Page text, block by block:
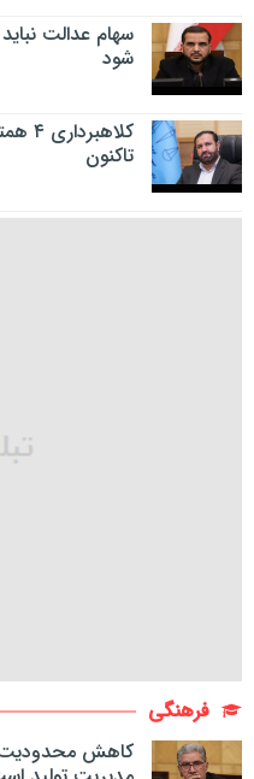
سهام عدالت
شود
تاکنون
فرهنگی
کاهش محدودیت